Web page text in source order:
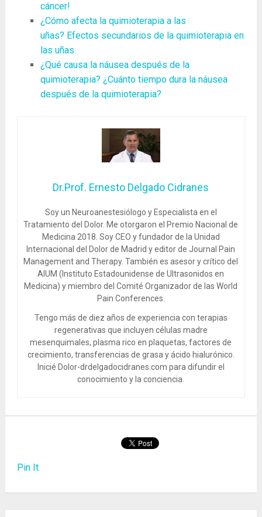
cáncer!
¿Cómo afecta la quimioterapia a las
uñas? Efectos secundarios de la quimioterapia en
las uñas
¿Qué causa la náusea después de la
quimioterapia? ¿Cuánto tiempo dura la náusea
después de la quimioterapia?
Dr.Prof. Ernesto Delgado Cidranes
Soy un Neuroanestesiólogo y Especialista en el
Tratamiento del Dolor. Me otorgaron el Premio Nacional de
Medicina 2018. Soy CEO y fundador de la Unidad
Internacional del Dolor de Madrid y editor de Journal Pain
Management and Therapy. También es asesor y crítico del
AIUM (Instituto Estadounidense de Ultrasonidos en
Medicina) y miembro del Comité Organizador de las World
Pain Conferences.
Tengo más de diez años de experiencia con terapias
regenerativas que incluyen células madre
mesenquimales, plasma rico en plaquetas, factores de
crecimiento, transferencias de grasa y ácido hialurónico.
Inicié Dolor-drdelgadocidranes.com para difundir el
conocimiento y la conciencia.
Pin It